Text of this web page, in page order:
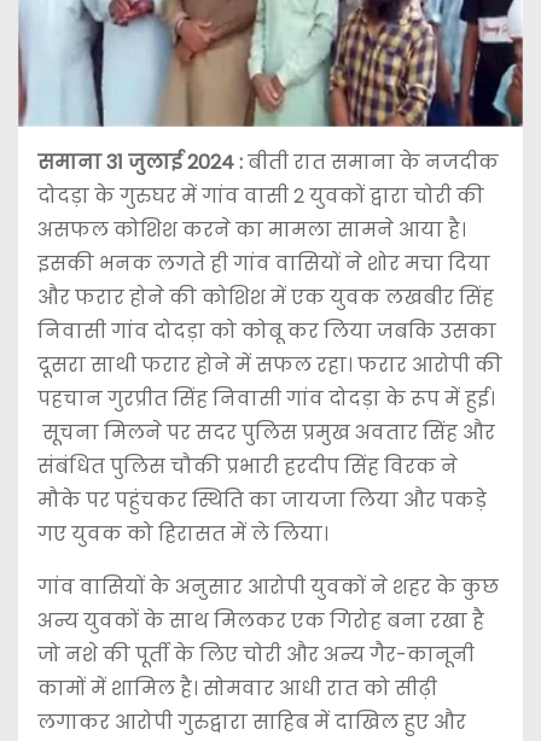
समाना 31 जुलाई 2024 :बीती रात समाना के नजदीक
दोदड़ा के गुरुघर में गांव वासी 2 युवकों द्वारा चोरी की
असफल कोशिश करने का मामला सामने आया है।
इसकी भनक लगते ही गांव वासियों ने शोर मचा दिया
और फरार होने की कोशिश में एक युवक लखबीर सिंह
निवासी गांव दोदड़ा को कोबू कर लिया जबकि उसका
दूसरा साथी फरार होने में सफल रहा। फरार आरोपी की
पहचान गुरप्रीत सिंह निवासी गांव दोदड़ा के रूप में हुई।
सूचना मिलने पर सदर पुलिस प्रमुख अवतार सिंह और
संबंधित पुलिस चौकी प्रभारी हरदीप सिंह विरक ने
मौके पर पहुंचकर स्थिति का जायजा लिया और पकड़े
गए युवक को हिरासत में ले लिया।
गांव वासियों के अनुसार आरोपी युवकों ने शहर के कुछ
अन्य युवकों के साथ मिलकर एक गिरोह बना रखा है
जो नशे की पूर्ती के लिए चोरी और अन्य गैर-कानूनी
कामों में शामिल है। सोमवार आधी रात को सीढ़ी
लगाकर आरोपी गुरुद्वारा साहिब में दाखिल हुए और